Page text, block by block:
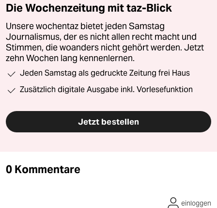
Die Wochenzeitung mit taz-Blick
Unsere wochentaz bietet jeden Samstag
Journalismus, der es nicht allen recht macht und
Stimmen, die woanders nicht gehört werden. Jetzt
zehn Wochen lang kennenlernen.
Jeden Samstag als gedruckte Zeitung frei Haus
Zusätzlich digitale Ausgabe inkl. Vorlesefunktion
Jetzt bestellen
0 Kommentare
einloggen